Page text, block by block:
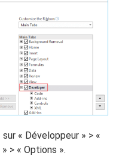
« Développeur » > «
> « Options ».